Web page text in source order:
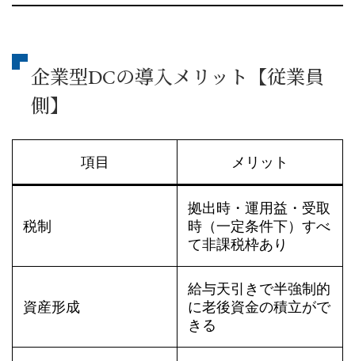
企業型DCの導入メリット【従業員
側】
項目 メリット
税制
拠出時・運用益・受取
時（一定条件下）すべ
て非課税枠あり
資産形成
給与天引きで半強制的
に老後資金の積立がで
きる